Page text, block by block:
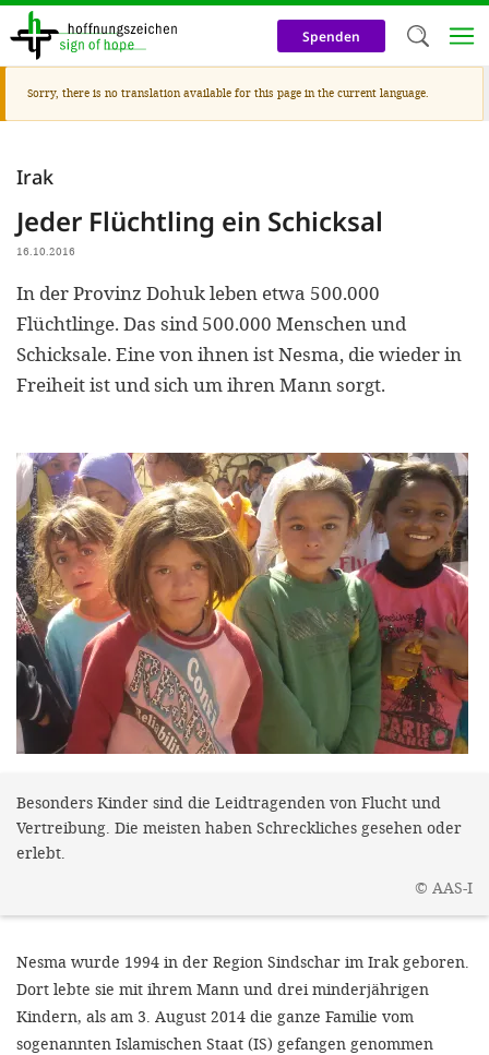
Skip
content
Spenden
Warning
message
Sorry, there is no translation available for this page in the current language.
Irak
Jeder Flüchtling ein Schicksal
16.10.2016
In der Provinz Dohuk leben etwa 500.000
Flüchtlinge. Das sind 500.000 Menschen und
Schicksale. Eine von ihnen ist Nesma, die wieder in
Freiheit ist und sich um ihren Mann sorgt.
Besonders Kinder sind die Leidtragenden von Flucht und
Vertreibung. Die meisten haben Schreckliches gesehen oder
erlebt.
© AAS-I
Nesma wurde 1994 in der Region Sindschar im Irak geboren.
Dort lebte sie mit ihrem Mann und drei minderjährigen
Kindern, als am 3. August 2014 die ganze Familie vom
sogenannten Islamischen Staat (IS) gefangen genommen
cookies
and
efficient,
the best
gain new
for our
accept
cookies
optional
settings
'Cookie
Imprint
AGREE